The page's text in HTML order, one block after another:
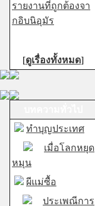
รายงานที่ถูกต้องจา
กอิบนิอุมัร
[ดูเรื่องทั้งหมด]
ทำบุญประเทศ
เมื่อโลกหยุด
หมุน
ผีแม่ซื้อ
ประเพณีการ